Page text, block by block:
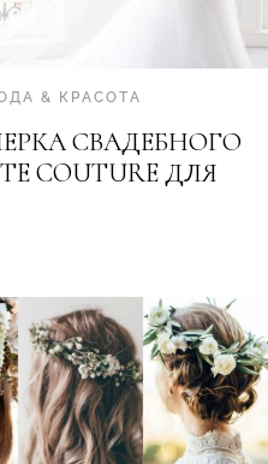
& КРАСОТА
СВАДЕБНОГО
COUTURE ДЛЯ